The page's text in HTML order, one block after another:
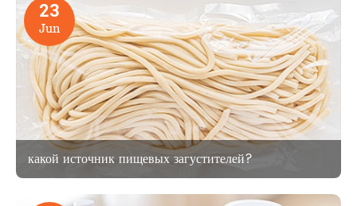
23
Jun
какой источник пищевых загустителей?